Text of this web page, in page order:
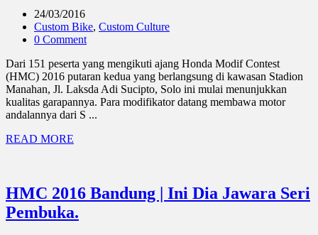
24/03/2016
Custom Bike, Custom Culture
0 Comment
Dari 151 peserta yang mengikuti ajang Honda Modif Contest
(HMC) 2016 putaran kedua yang berlangsung di kawasan Stadion
Manahan, Jl. Laksda Adi Sucipto, Solo ini mulai menunjukkan
kualitas garapannya. Para modifikator datang membawa motor
andalannya dari S ...
READ MORE
HMC 2016 Bandung | Ini Dia Jawara Seri
Pembuka.